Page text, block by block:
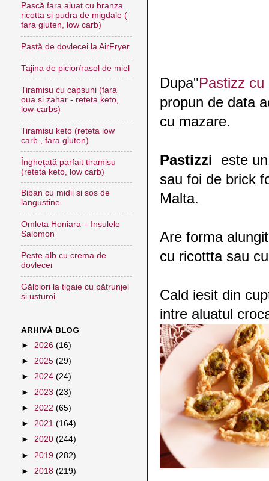
Dupa"Pastizz cu
propun de data
cu mazare.
Pastizzi este
sau foi de brick
Malta.
Are forma
cu ricottta sau
Cald iesit din
intre aluatul
Pască fara aluat cu branza
ricotta si pudra de migdale (
fara gluten, low carb)
Pastă de dovlecei la AirFryer
Tajina de picior/rasol de miel
Tiramisu cu capsuni (fara
oua si zahar - reteta keto,
low-carbs)
Tiramisu keto (reteta low
carb , fara gluten)
Îngheţată parfait tiramisu
(reteta keto, low carb)
Biban cu midii si sos de
langustine
Omleta Honiara – Insulele
Salomon
Peste alb cu crema de
dovlecei
Gălbiori la tigaie cu pătrunjel
si usturoi
ARHIVĂ BLOG
► 2026 (16)
► 2025 (29)
► 2024 (24)
► 2023 (23)
► 2022 (65)
► 2021 (164)
► 2020 (244)
► 2019 (282)
► 2018 (219)